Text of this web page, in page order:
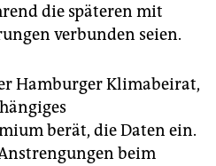
die späteren mit
verbunden seien.
Hamburger Klimabeirat,
berät, die Daten ein.
beim